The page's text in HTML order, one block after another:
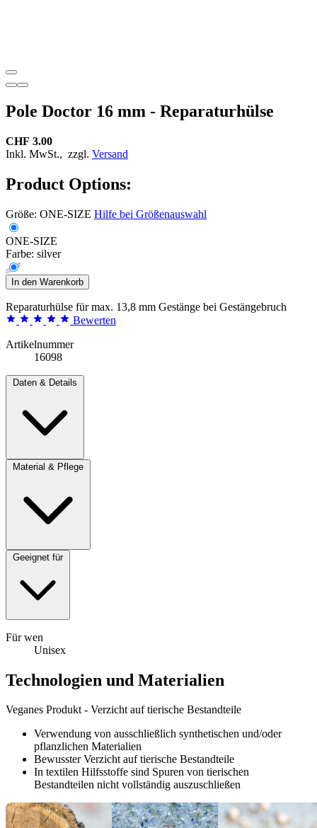
Pole Doctor 16 mm - Reparaturhülse
CHF 3.00
Inkl. MwSt., zzgl. Versand
Product Options:
Größe: ONE-SIZE Hilfe bei Größenauswahl
ONE-SIZE
Farbe: silver
In den Warenkorb
Reparaturhülse für max. 13,8 mm Gestänge bei Gestängebruch
Bewerten
Artikelnummer
16098
Daten & Details
Material & Pflege
Geeignet für
Für wen
Unisex
Technologien und Materialien
Veganes Produkt - Verzicht auf tierische Bestandteile
Verwendung von ausschließlich synthetischen und/oder
pflanzlichen Materialien
Bewusster Verzicht auf tierische Bestandteile
In textilen Hilfsstoffe sind Spuren von tierischen
Bestandteilen nicht vollständig auszuschließen